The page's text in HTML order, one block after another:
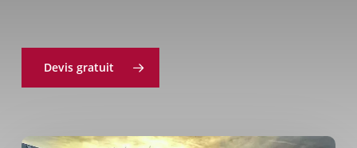
Devis gratuit